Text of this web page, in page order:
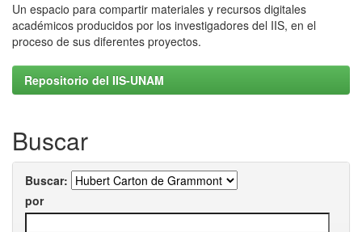
Un espacio para compartir materiales y recursos digitales
académicos producidos por los investigadores del IIS, en el
proceso de sus diferentes proyectos.
Repositorio del IIS-UNAM
Buscar
Buscar:
por